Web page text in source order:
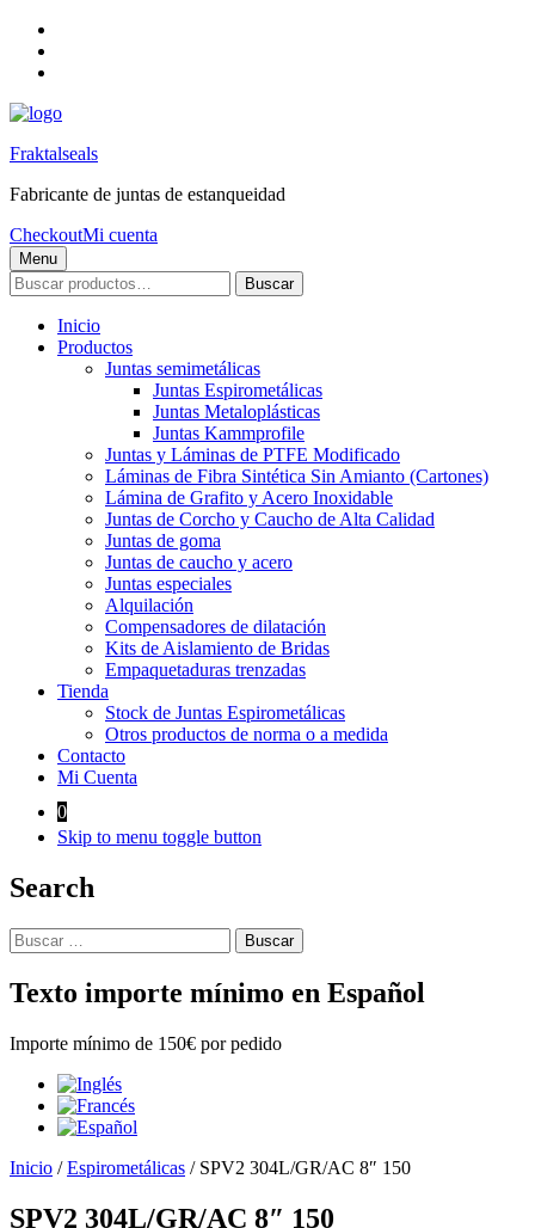
content
footer
Fraktalseals
Fabricante de juntas de estanqueidad
CheckoutMi cuenta
Menu
Buscar
por:
Buscar
Inicio
Productos
Juntas semimetálicas
Juntas Espirometálicas
Juntas Metaloplásticas
Juntas Kammprofile
Juntas y Láminas de PTFE Modificado
Láminas de Fibra Sintética Sin Amianto (Cartones)
Lámina de Grafito y Acero Inoxidable
Juntas de Corcho y Caucho de Alta Calidad
Juntas de goma
Juntas de caucho y acero
Juntas especiales
Alquilación
Compensadores de dilatación
Kits de Aislamiento de Bridas
Empaquetaduras trenzadas
Tienda
Stock de Juntas Espirometálicas
Otros productos de norma o a medida
Contacto
Mi Cuenta
0
Skip to menu toggle button
Search
Buscar:
Texto importe mínimo en Español
Importe mínimo de 150€ por pedido
Inicio /Espirometálicas / SPV2 304L/GR/AC 8″ 150
SPV2 304L/GR/AC 8″ 150